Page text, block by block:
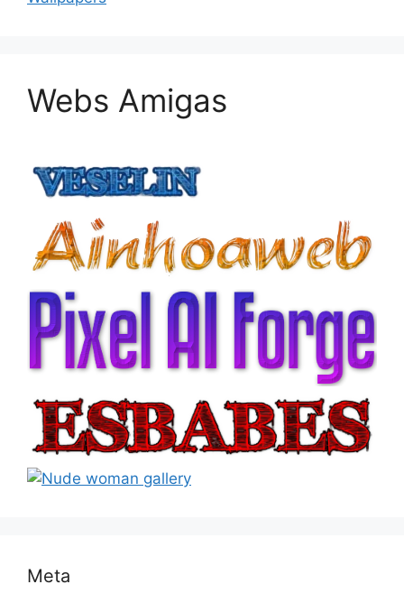
Webs Amigas
Meta